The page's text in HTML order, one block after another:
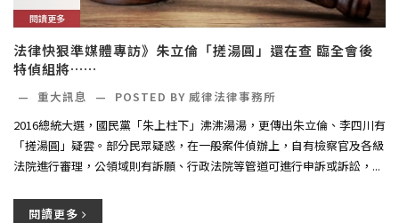
閱讀更多
法律快狠準媒體專訪》朱立倫「搓湯圓」還在查 臨全會後
特偵組將……
— 重大訊息 — POSTED BY 威律法律事務所
2016總統大選，國民黨「朱上柱下」沸沸湯湯，更傳出朱立倫、李四川有
「搓湯圓」疑雲。部分民眾疑惑，在一般案件偵辦上，自有檢察官及各級
法院進行審理，公領域則有訴願、行政法院等管道可進行申訴或訴訟，...
閱讀更多